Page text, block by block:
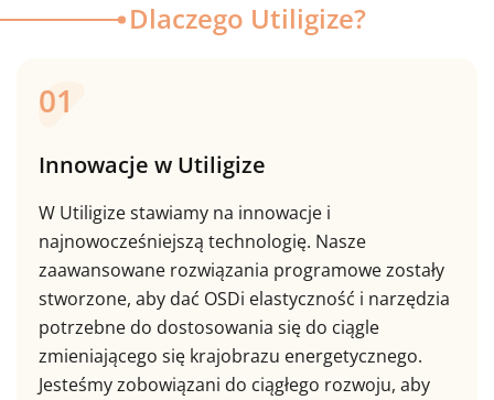
Dlaczego Utiligize?
01
Innowacje w Utiligize
W Utiligize stawiamy na innowacje i
najnowocześniejszą technologię. Nasze
zaawansowane rozwiązania programowe zostały
stworzone, aby dać OSDi elastyczność i narzędzia
potrzebne do dostosowania się do ciągle
zmieniającego się krajobrazu energetycznego.
Jesteśmy zobowiązani do ciągłego rozwoju, aby